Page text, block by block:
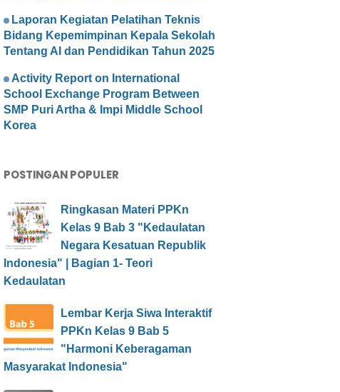
Laporan Kegiatan Pelatihan Teknis
Bidang Kepemimpinan Kepala Sekolah
Tentang AI dan Pendidikan Tahun 2025
Activity Report on International
School Exchange Program Between
SMP Puri Artha & Impi Middle School
Korea
POSTINGAN POPULER
Ringkasan Materi PPKn
Kelas 9 Bab 3 "Kedaulatan
Negara Kesatuan Republik
Indonesia" | Bagian 1- Teori
Kedaulatan
Lembar Kerja Siwa Interaktif
PPKn Kelas 9 Bab 5
"Harmoni Keberagaman
Masyarakat Indonesia"